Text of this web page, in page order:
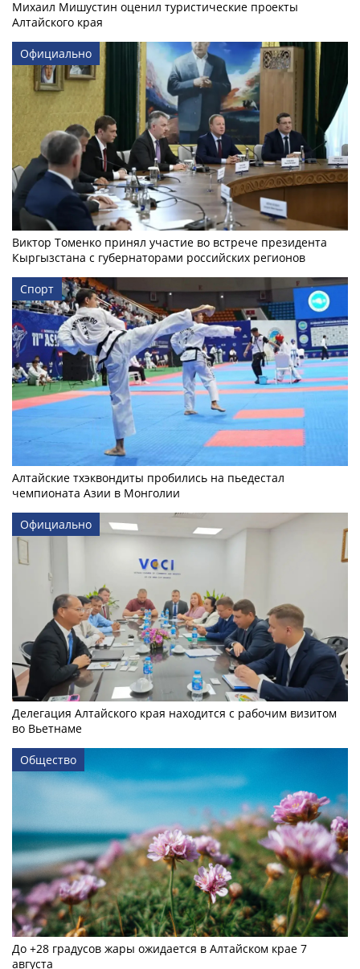
Михаил Мишустин оценил туристические проекты
Алтайского края
Официально
Виктор Томенко принял участие во встрече президента
Кыргызстана с губернаторами российских регионов
Спорт
Алтайские тхэквондиты пробились на пьедестал
чемпионата Азии в Монголии
Официально
Делегация Алтайского края находится с рабочим визитом
во Вьетнаме
Общество
До +28 градусов жары ожидается в Алтайском крае 7
августа